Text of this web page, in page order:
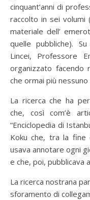
cinquant’anni di
raccolto in sei
materiale dell’
quelle pubbliche).
Lincei, Professore
organizzato facendo
che ormai più nessuno
La ricerca che ha
che, così com’è
“Enciclopedia di
Koku che, tra la
usava annotare ogni
e che, poi, pubblicava
La ricerca nostrana
sforamento di